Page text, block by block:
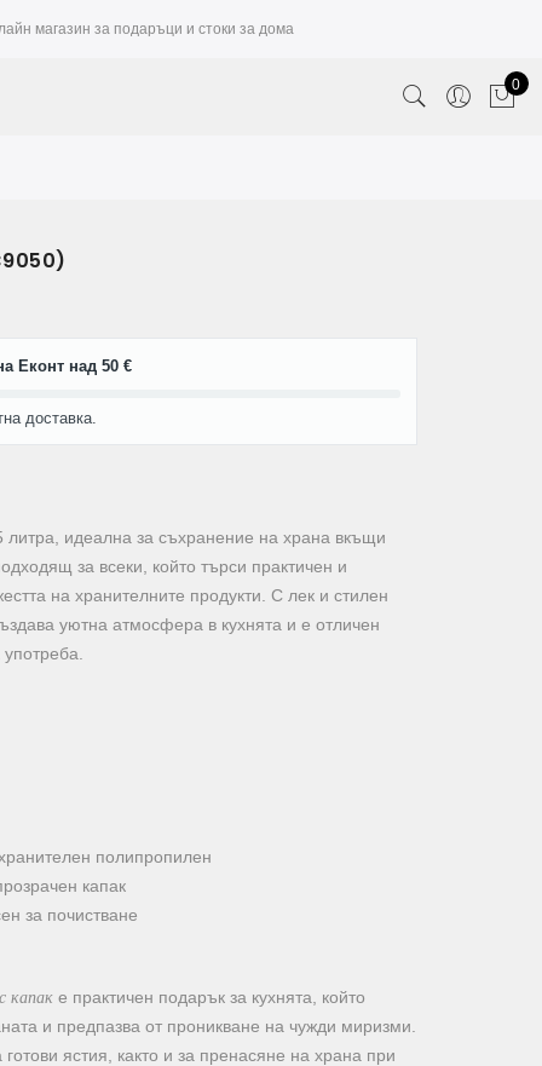
магазин за подаръци и стоки за дома
0
Еконт над 50 €
доставка.
литра, идеална за съхранение на храна вкъщи
за всеки, който търси практичен и
на хранителните продукти. С лек и стилен
уютна атмосфера в кухнята и е отличен
полипропилен
капак
за почистване
капак е практичен подарък за кухнята, който
и предпазва от проникване на чужди миризми.
ястия, както и за пренасяне на храна при